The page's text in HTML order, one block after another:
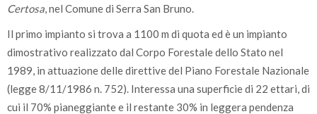
Certosa, nel Comune di Serra San Bruno.
Il primo impianto si trova a 1100 m di quota ed è un impianto
dimostrativo realizzato dal Corpo Forestale dello Stato nel
1989, in attuazione delle direttive del Piano Forestale Nazionale
(legge 8/11/1986 n. 752). Interessa una superficie di 22 ettari, di
cui il 70% pianeggiante e il restante 30% in leggera pendenza